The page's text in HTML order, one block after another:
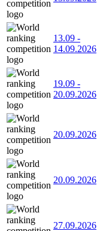
13.09 -
14.09.2026
19.09 -
20.09.2026
20.09.2026
20.09.2026
27.09.2026